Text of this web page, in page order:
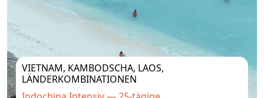
VIETNAM, KAMBODSCHA, LAOS,
LÄNDERKOMBINATIONEN